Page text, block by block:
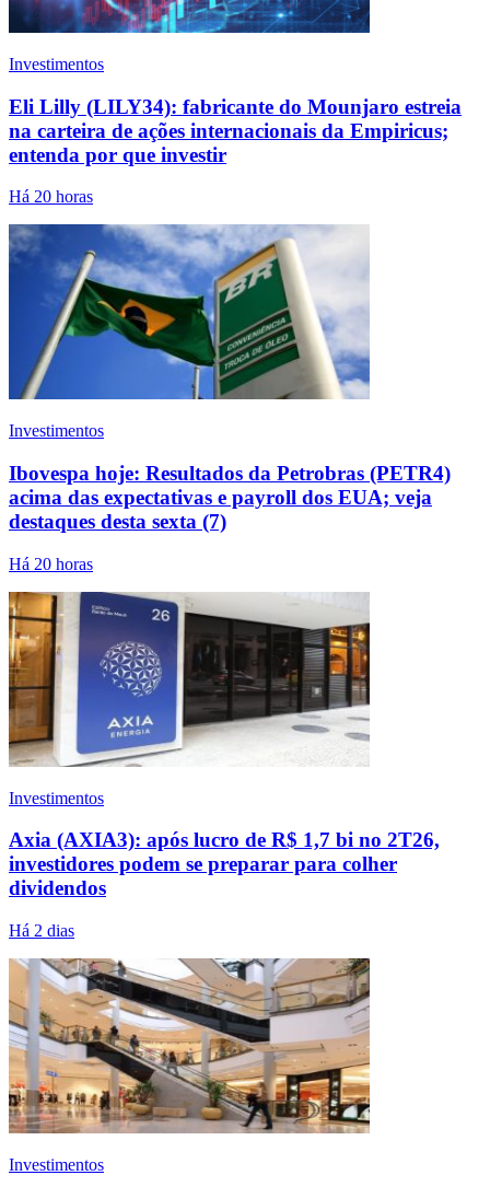
Investimentos
Eli Lilly (LILY34): fabricante do Mounjaro estreia
na carteira de ações internacionais da Empiricus;
entenda por que investir
Há 20 horas
Investimentos
Ibovespa hoje: Resultados da Petrobras (PETR4)
acima das expectativas e payroll dos EUA; veja
destaques desta sexta (7)
Há 20 horas
Investimentos
Axia (AXIA3): após lucro de R$ 1,7 bi no 2T26,
investidores podem se preparar para colher
dividendos
Há 2 dias
Investimentos